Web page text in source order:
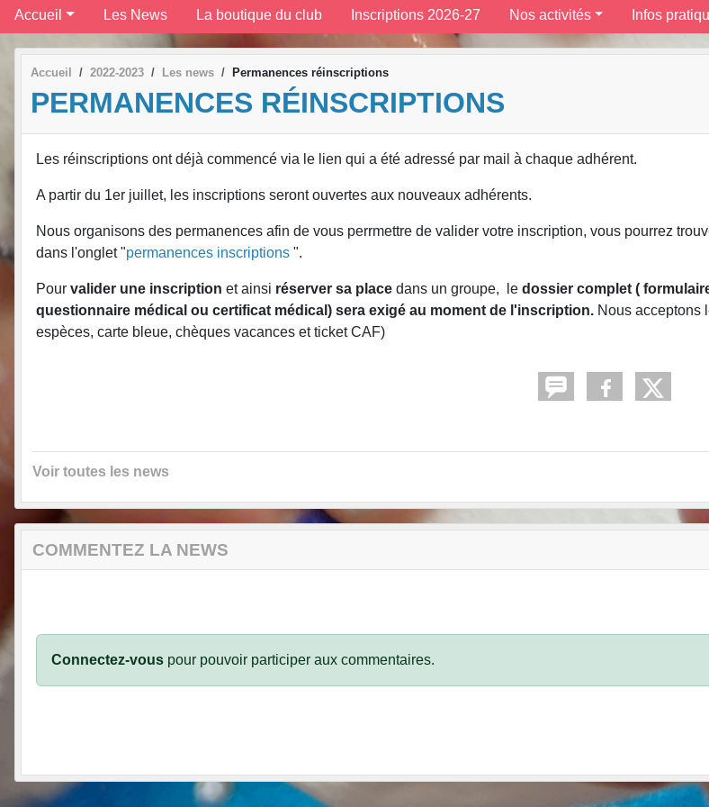
Accueil Les News La boutique du club Inscriptions 2026-27 Nos activités Infos
Accueil 2022-2023 Les news Permanences réinscriptions
PERMANENCES RÉINSCRIPTIONS
Les réinscriptions ont déjà commencé via le lien qui a été adressé par mail à chaque adhérent.
A partir du 1er juillet, les inscriptions seront ouvertes aux nouveaux adhérents.
Nous organisons des permanences afin de vous perrmettre de valider votre inscription, vous pourrez
dans l'onglet "permanences inscriptions ".
Pour valider une inscription et ainsi réserver sa place dans un groupe, le dossier complet (
questionnaire médical ou certificat médical) sera exigé au moment de l'inscription. Nous acceptons
espèces, carte bleue, chèques vacances et ticket CAF)
Voir toutes les news
COMMENTEZ LA NEWS
Connectez-vous pour pouvoir participer aux commentaires.